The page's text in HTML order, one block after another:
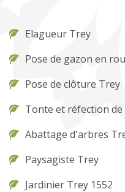
Elagueur Trey
Pose de gazon en
Pose de clôture Trey
Tonte et réfection
Abattage d'arbres
Paysagiste Trey
Jardinier Trey 1552